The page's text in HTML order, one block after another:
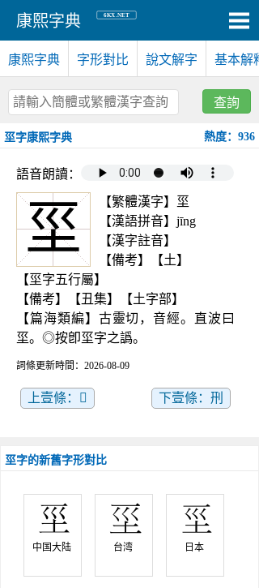
康熙字典 6KX.NET
康熙字典 字形對比 說文解字 基本解釋
查詢
坙字康熙字典 熱度：936
語音朗讀：
坙
【繁體漢字】坙
【漢語拼音】jīng
【漢字註音】
【備考】【土】
【坙字五行屬】
【備考】【丑集】【土字部】
【篇海類編】古靈切，音經。直波曰
坙。◎按卽坙字之譌。
詞條更新時間：2026-08-09
上壹條：𠀦 下壹條：𠛬
坙字的新舊字形對比
中国大陆 台湾 日本